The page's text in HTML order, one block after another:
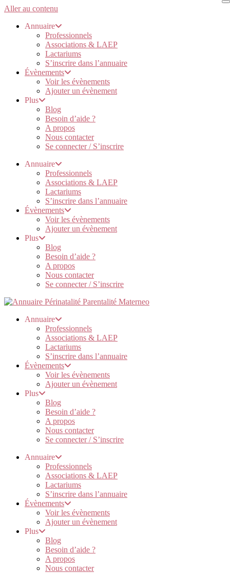
Aller au contenu
Annuaire
Professionnels
Associations & LAEP
Lactariums
S’inscrire dans l’annuaire
Évènements
Voir les évènements
Ajouter un évènement
Plus
Blog
Besoin d’aide ?
A propos
Nous contacter
Se connecter / S’inscrire
Annuaire
Professionnels
Associations & LAEP
Lactariums
S’inscrire dans l’annuaire
Évènements
Voir les évènements
Ajouter un évènement
Plus
Blog
Besoin d’aide ?
A propos
Nous contacter
Se connecter / S’inscrire
Annuaire
Professionnels
Associations & LAEP
Lactariums
S’inscrire dans l’annuaire
Évènements
Voir les évènements
Ajouter un évènement
Plus
Blog
Besoin d’aide ?
A propos
Nous contacter
Se connecter / S’inscrire
Annuaire
Professionnels
Associations & LAEP
Lactariums
S’inscrire dans l’annuaire
Évènements
Voir les évènements
Ajouter un évènement
Plus
Blog
Besoin d’aide ?
A propos
Nous contacter